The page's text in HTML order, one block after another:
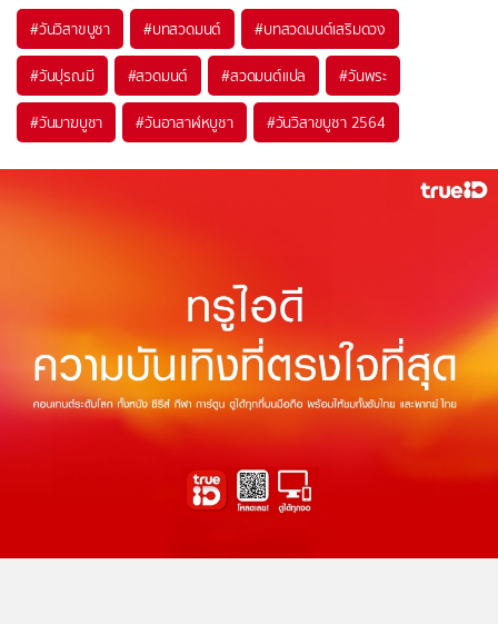
#วันวิสาขบูชา #บทสวดมนต์ #บทสวดมนต์เสริมดวง
#วันปุรณมี #สวดมนต์ #สวดมนต์แปล #วันพระ
#วันมาฆบูชา #วันอาสาฬหบูชา #วันวิสาขบูชา 2564